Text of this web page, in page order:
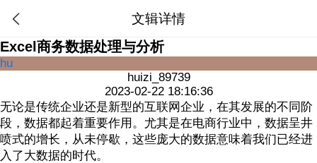
 文辑详情
Excel商务数据处理与分析
hu
huizi_89739
2023-02-22 18:16:36
无论是传统企业还是新型的互联网企业，在其发展的不同阶
段，数据都起着重要作用。尤其是在电商行业中，数据呈井
喷式的增长，从未停歇，这些庞大的数据意味着我们已经进
入了大数据的时代。